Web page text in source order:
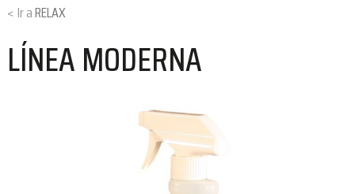
RELAX
LÍNEA MODERNA